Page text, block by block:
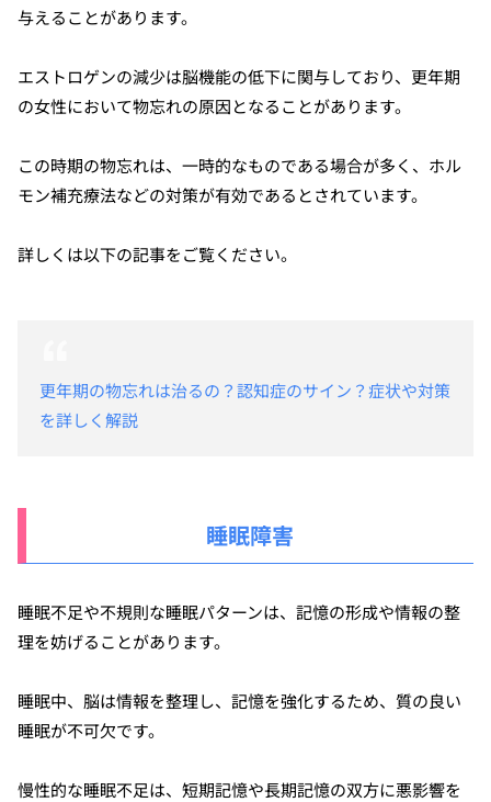
与えることがあります。
エストロゲンの減少は脳機能の低下に関与しており、更年期
の女性において物忘れの原因となることがあります。
この時期の物忘れは、一時的なものである場合が多く、ホル
モン補充療法などの対策が有効であるとされています。
詳しくは以下の記事をご覧ください。
更年期の物忘れは治るの？認知症のサイン？症状や対策
を詳しく解説
睡眠障害
睡眠不足や不規則な睡眠パターンは、記憶の形成や情報の整
理を妨げることがあります。
睡眠中、脳は情報を整理し、記憶を強化するため、質の良い
睡眠が不可欠です。
慢性的な睡眠不足は、短期記憶や長期記憶の双方に悪影響を